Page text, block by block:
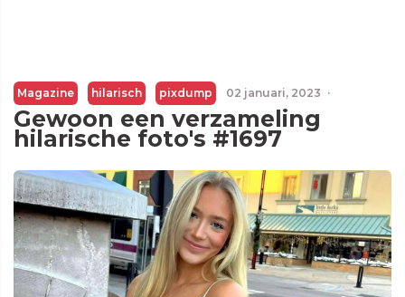
Magazine hilarisch pixdump 02 januari, 2023 ·
Gewoon een verzameling
hilarische foto's #1697